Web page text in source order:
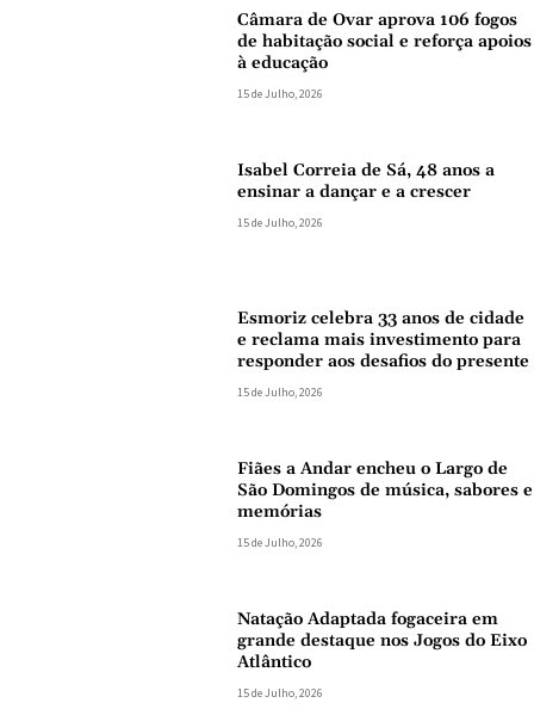
Câmara de Ovar aprova 106 fogos
de habitação social e reforça apoios
à educação
15 de Julho, 2026
Isabel Correia de Sá, 48 anos a
ensinar a dançar e a crescer
15 de Julho, 2026
Esmoriz celebra 33 anos de cidade
e reclama mais investimento para
responder aos desafios do presente
15 de Julho, 2026
Fiães a Andar encheu o Largo de
São Domingos de música, sabores e
memórias
15 de Julho, 2026
Natação Adaptada fogaceira em
grande destaque nos Jogos do Eixo
Atlântico
15 de Julho, 2026